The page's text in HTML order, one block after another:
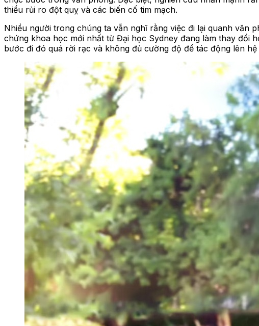
thiểu rủi ro đột quỵ và các biến cố tim mạch.
Nhiều người trong chúng ta vẫn nghĩ rằng việc đi lại quanh văn
chứng khoa học mới nhất từ Đại học Sydney đang làm thay đổi
bước đi đó quá rời rạc và không đủ cường độ để tác động lên